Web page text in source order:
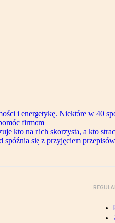
i energetykę. Niektóre w 40
firmom
kto na nich skorzysta, a kto
spóźnia się z przyjęciem przepisów